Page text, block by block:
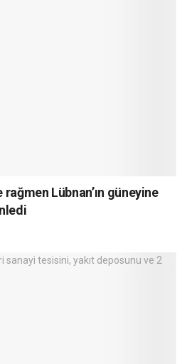
Lübnan’ın güneyine